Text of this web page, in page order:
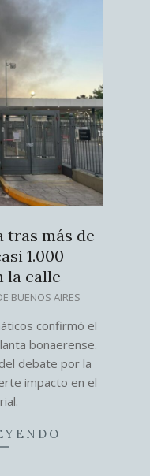
tras más de
1.000
la calle
BUENOS AIRES
confirmó el
bonaerense.
debate por la
impacto en el